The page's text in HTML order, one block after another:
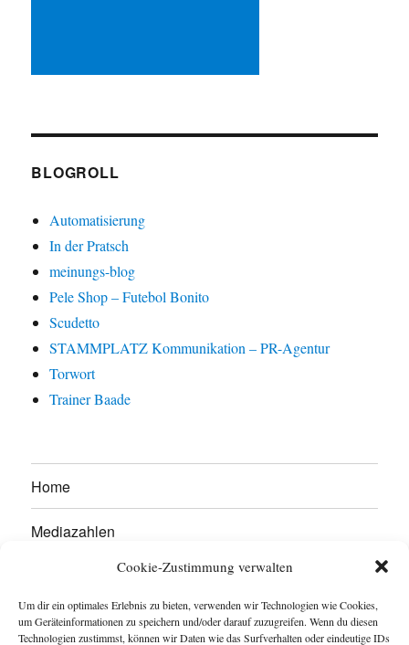
Cookie-Zustimmung verwalten
Um dir ein optimales Erlebnis zu bieten, verwenden wir Technologien wie Cookies,
um Geräteinformationen zu speichern und/oder darauf zuzugreifen. Wenn du diesen
Technologien zustimmst, können wir Daten wie das Surfverhalten oder eindeutige IDs
BLOGROLL
Automatisierung
In der Pratsch
meinungs-blog
Pele Shop – Futebol Bonito
Scudetto
STAMMPLATZ Kommunikation – PR-Agentur
Torwort
Trainer Baade
Home
Mediazahlen
Werben Sie hier!
Kontakt